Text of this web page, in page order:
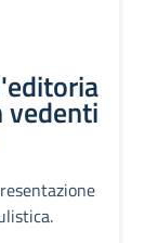
vedenti